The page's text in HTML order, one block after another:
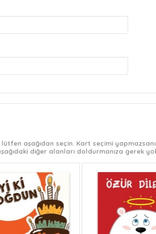
aşağıdan seçin. Kart seçimi
diğer alanları doldurmanıza gerek